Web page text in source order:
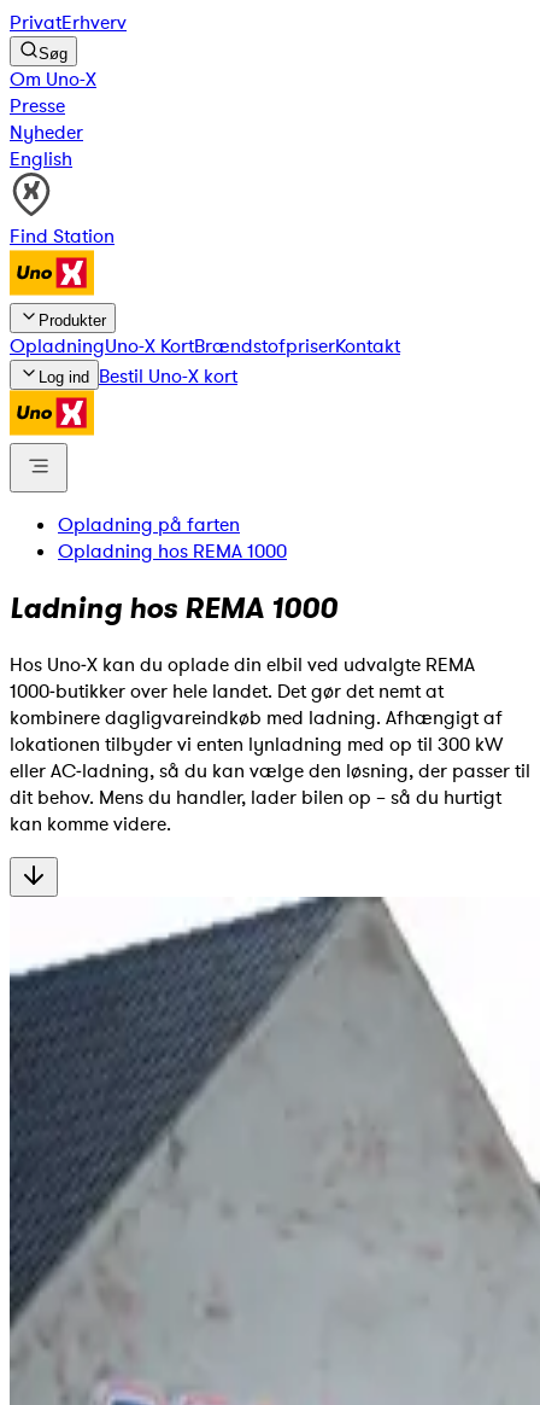
PrivatErhverv
Søg
Om Uno-X
Presse
Nyheder
English
Find Station
Produkter
OpladningUno-X KortBrændstofpriserKontakt
Log ind Bestil Uno-X kort
Opladning på farten
Opladning hos REMA 1000
Ladning hos REMA 1000
Hos Uno‑X kan du oplade din elbil ved udvalgte REMA
1000‑butikker over hele landet. Det gør det nemt at
kombinere dagligvareindkøb med ladning. Afhængigt af
lokationen tilbyder vi enten lynladning med op til 300 kW
eller AC‑ladning, så du kan vælge den løsning, der passer til
dit behov. Mens du handler, lader bilen op – så du hurtigt
kan komme videre.